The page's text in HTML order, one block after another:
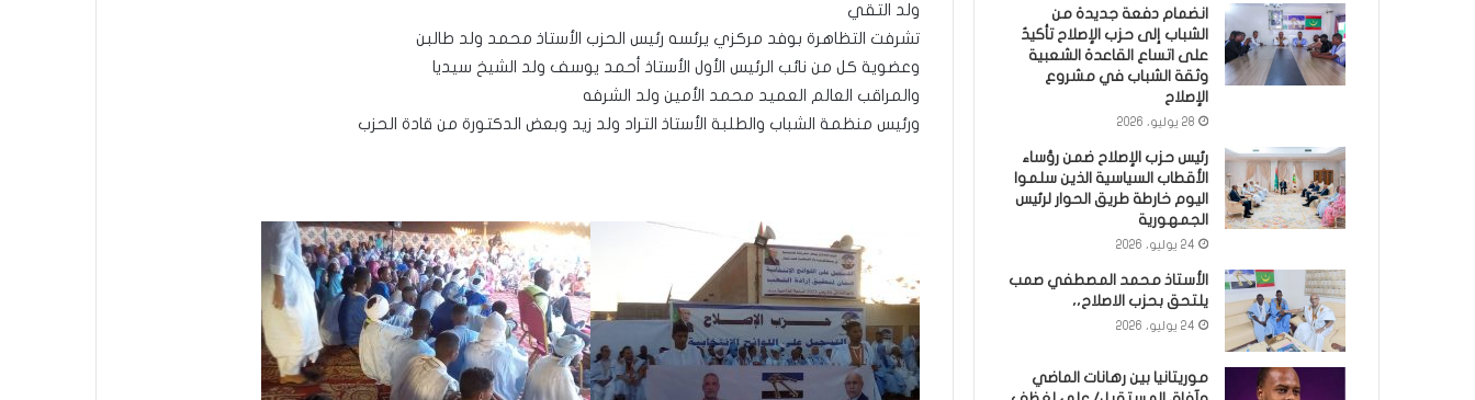
ولد التقي
تشرفت التظاهرة بوفد مركزي يرئسه رئيس الحزب الأستاذ محمد ولد طالبن
وعضوية كل من نائب الرئيس الأول الأستاذ أحمد يوسف ولد الشيخ سيديا
والمراقب العالم العميد محمد الأمين ولد الشرفه
ورئيس منظمة الشباب والطلبة الأستاذ التراد ولد زيد وبعض الدكتورة من قادة الحزب
انضمام دفعة جديدة من
الشباب إلى حزب الإصلاح تأكيدٌ
على اتساع القاعدة الشعبية
وثقة الشباب في مشروع
الإصلاح
28 يوليو، 2026
رئيس حزب الإصلاح ضمن رؤساء
الأقطاب السياسية الذين سلموا
اليوم خارطة طريق الحوار لرئيس
الجمهورية
24 يوليو، 2026
الأستاذ محمد المصطفي صمب
يلتحق بحزب الاصلاح،،
24 يوليو، 2026
موريتانيا بين رهانات الماضي